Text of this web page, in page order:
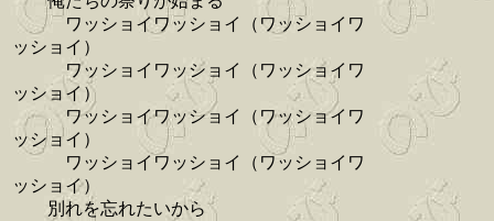
ワッショイワッショイ（ワッショイワ
ッショイ）
ワッショイワッショイ（ワッショイワ
ッショイ）
ワッショイワッショイ（ワッショイワ
ッショイ）
ワッショイワッショイ（ワッショイワ
ッショイ）
別れを忘れたいから